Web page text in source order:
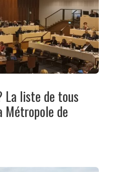
La liste de tous
Métropole de